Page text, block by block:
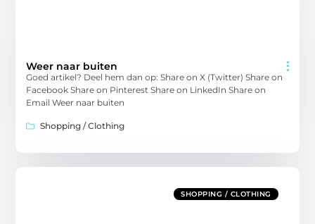
Weer naar buiten
Goed artikel? Deel hem dan op: Share on X (Twitter) Share on
Facebook Share on Pinterest Share on LinkedIn Share on
Email Weer naar buiten
Shopping / Clothing
SHOPPING / CLOTHING